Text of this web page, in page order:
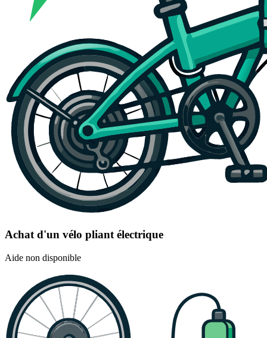
Achat d'un vélo pliant électrique
Aide non disponible